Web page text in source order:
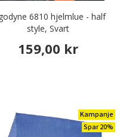
6810 hjelmlue - half
style, Svart
159,00 kr
Kampanje
Spar 20%